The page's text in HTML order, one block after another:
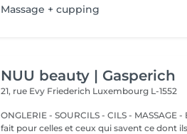
Massage + cupping
NUU beauty | Gasperich
21, rue Evy Friederich Luxembourg L-1552
ONGLERIE - SOURCILS - CILS - MASSAGE -
fait pour celles et ceux qui savent ce dont